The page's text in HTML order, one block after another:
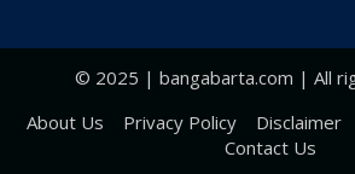
© 2025 | bangabarta.com | All
About Us
Privacy Policy Disclaimer
Contact Us